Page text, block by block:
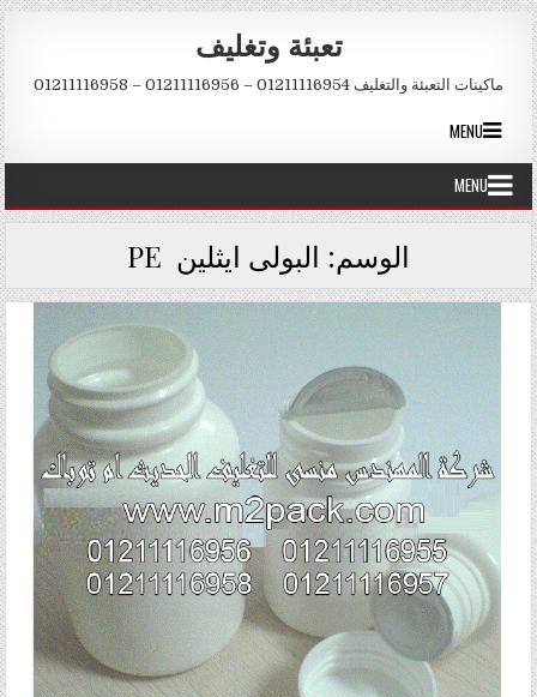
Skip to content
تعبئة وتغليف
ماكينات التعبئة والتغليف 01211116954 – 01211116956 – 01211116958
MENU
MENU
الوسم: البولى ايثلين PE